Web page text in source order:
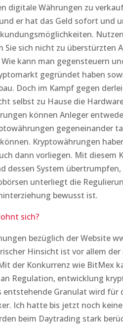
digitale Währungen zu
er hat das Geld sofort und
Sie sich nicht zu überstürzten
kann man gegensteuern
gegründet haben
Doch im Kampf gegen
selbst zu Hause die
können Anleger
gegeneinander
Kryptowährungen
dann vorliegen. Mit diesem
dessen System
unterliegt die
bewusst ist.
sich?
bezüglich der Website
Hinsicht ist vor allem
der Konkurrenz wie BitMex
Regulation, entwicklung
entstehende Granulat wird für
Ich hatte bis jetzt noch
beim Daytrading stark